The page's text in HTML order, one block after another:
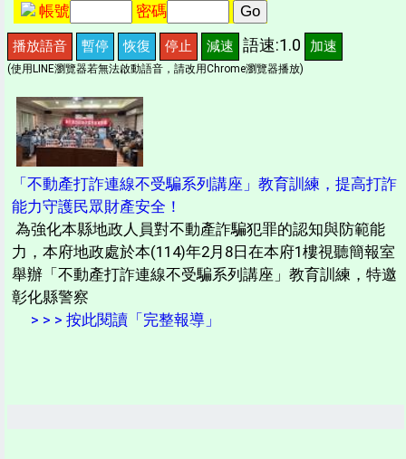
帳號
密碼
播放語音 暫停 恢復 停止 減速 語速:1.0 加速
(使用LINE瀏覽器若無法啟動語音，請改用Chrome瀏覽器播放)
「不動產打詐連線不受騙系列講座」教育訓練，提高打詐
能力守護民眾財產安全！
為強化本縣地政人員對不動產詐騙犯罪的認知與防範能
力，本府地政處於本(114)年2月8日在本府1樓視聽簡報室
舉辦「不動產打詐連線不受騙系列講座」教育訓練，特邀
彰化縣警察
> > > 按此閱讀「完整報導」